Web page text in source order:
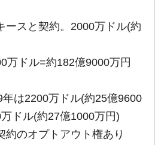
スと契約。2000万ドル(約
ドル=約182億9000万円
は2200万ドル(約25億9600
ドル(約27億1000万円)
のオプトアウト権あり